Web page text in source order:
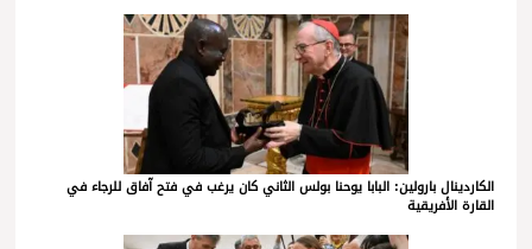
الكاردينال بارولين: البابا يوحنا بولس الثاني كان يرغب في فتح آفاق للرجاء في
القارة الأفريقية